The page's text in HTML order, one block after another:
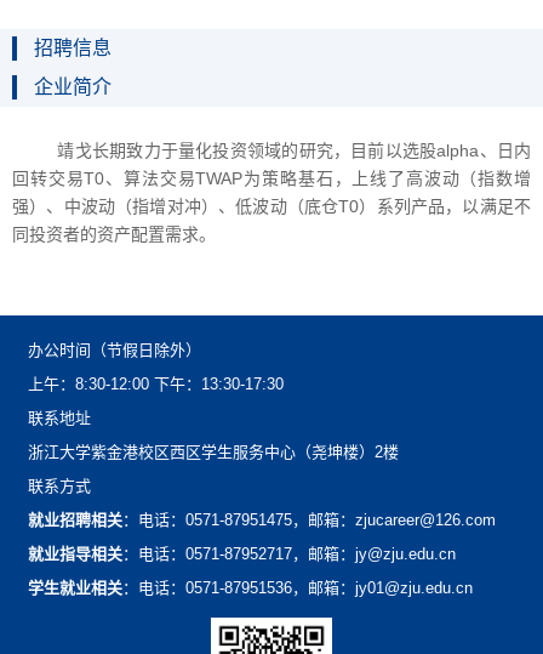
招聘信息
企业简介
靖戈长期致力于量化投资领域的研究，目前以选股alpha、日内
回转交易T0、算法交易TWAP为策略基石，上线了高波动（指数增
强）、中波动（指增对冲）、低波动（底仓T0）系列产品，以满足不
同投资者的资产配置需求。
办公时间（节假日除外）
上午：8:30-12:00下午：13:30-17:30
联系地址
浙江大学紫金港校区西区学生服务中心（尧坤楼）2楼
联系方式
就业招聘相关：电话：0571-87951475，邮箱：zjucareer@126.com
就业指导相关：电话：0571-87952717，邮箱：jy@zju.edu.cn
学生就业相关：电话：0571-87951536，邮箱：jy01@zju.edu.cn